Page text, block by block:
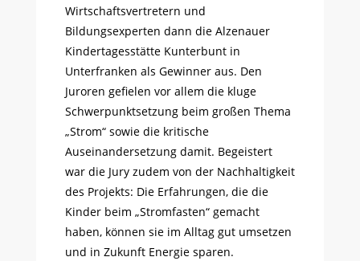
Wirtschaftsvertretern und
Bildungsexperten dann die Alzenauer
Kindertagesstätte Kunterbunt in
Unterfranken als Gewinner aus. Den
Juroren gefielen vor allem die kluge
Schwerpunktsetzung beim großen Thema
„Strom“ sowie die kritische
Auseinandersetzung damit. Begeistert
war die Jury zudem von der Nachhaltigkeit
des Projekts: Die Erfahrungen, die die
Kinder beim „Stromfasten“ gemacht
haben, können sie im Alltag gut umsetzen
und in Zukunft Energie sparen.